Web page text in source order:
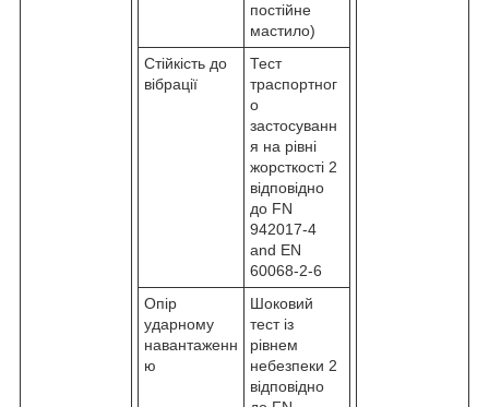
постійне
мастило)
Стійкість до
вібрації
Тест
траспортног
о
застосуванн
я на рівні
жорсткості 2
відповідно
до FN
942017-4
and EN
60068-2-6
Опір
ударному
навантаженн
ю
Шоковий
тест із
рівнем
небезпеки 2
відповідно